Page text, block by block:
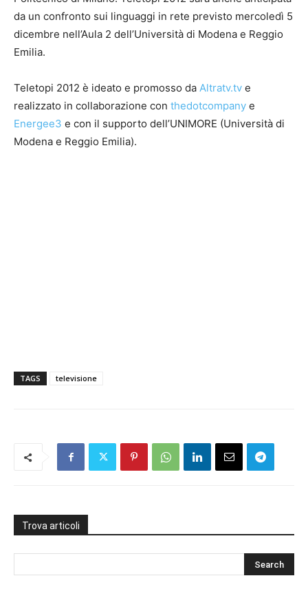
da un confronto sui linguaggi in rete previsto mercoledì 5
dicembre nell’Aula 2 dell’Università di Modena e Reggio
Emilia.
Teletopi 2012 è ideato e promosso da Altratv.tv e
realizzato in collaborazione con thedotcompany e
Energee3 e con il supporto dell’UNIMORE (Università di
Modena e Reggio Emilia).
TAGS televisione
Trova articoli